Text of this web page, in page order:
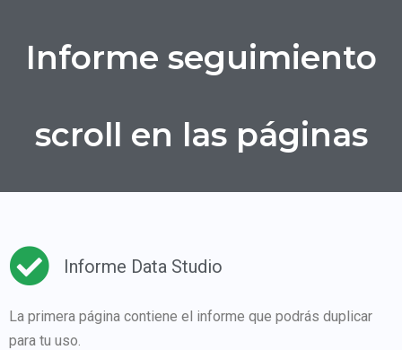
Informe seguimiento
scroll en las páginas
Informe Data Studio
La primera página contiene el informe que podrás duplicar
para tu uso.